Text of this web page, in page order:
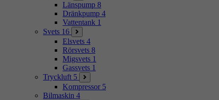
Länspump 8
Dränkpump 4
Vattentank 1
Svets 16
Elsvets 4
Rörsvets 8
Migsvets 1
Gassvets 1
Tryckluft 5
Kompressor 5
Bilmaskin 4